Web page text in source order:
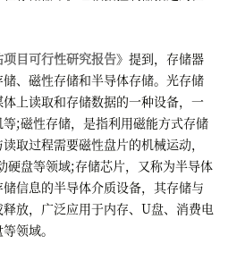
目可行性研究报告》提到，存储器
、磁性存储和半导体存储。光存储
上读取和存储数据的一种设备，一
;磁性存储，是指利用磁能方式存储
取过程需要磁性盘片的机械运动，
硬盘等领域;存储芯片，又称为半导体
信息的半导体介质设备，其存储与
放，广泛应用于内存、U盘、消费电
领域。